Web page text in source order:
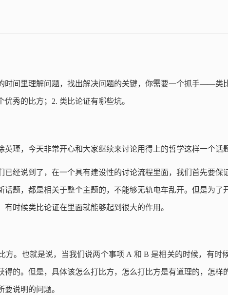
时间里理解问题，找出解决问题的关键，你需要一个抓手——类
优秀的比方；2. 类比论证有哪些坑。
英瑾，今天非常开心和大家继续来讨论用得上的哲学这样一个话
已经说到了，在一个具有建设性的讨论流程里面，我们首先要保
话题，都是相关于整个主题的，不能够无轨电车乱开。但是为了
有时候类比论证在里面就能够起到很大的作用。
方。也就是说，当我们说两个事项 A 和 B 是相关的时候，有时
得的。但是，具体该怎么打比方，怎么打比方是有道理的，怎样
说明的问题。